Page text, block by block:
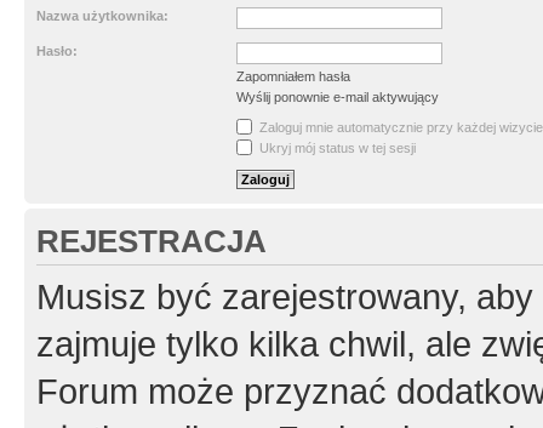
Nazwa użytkownika:
Hasło:
Zapomniałem hasła
Wyślij ponownie e-mail aktywujący
Zaloguj mnie automatycznie przy każdej wizycie
Ukryj mój status w tej sesji
REJESTRACJA
Musisz być zarejestrowany,
zajmuje tylko kilka chwil, ale
Forum może przyznać